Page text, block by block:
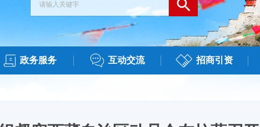
政务服务 互动交流 招商引资